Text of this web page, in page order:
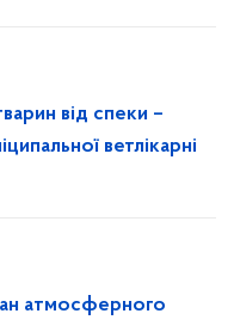
від спеки –
ветлікарні
атмосферного